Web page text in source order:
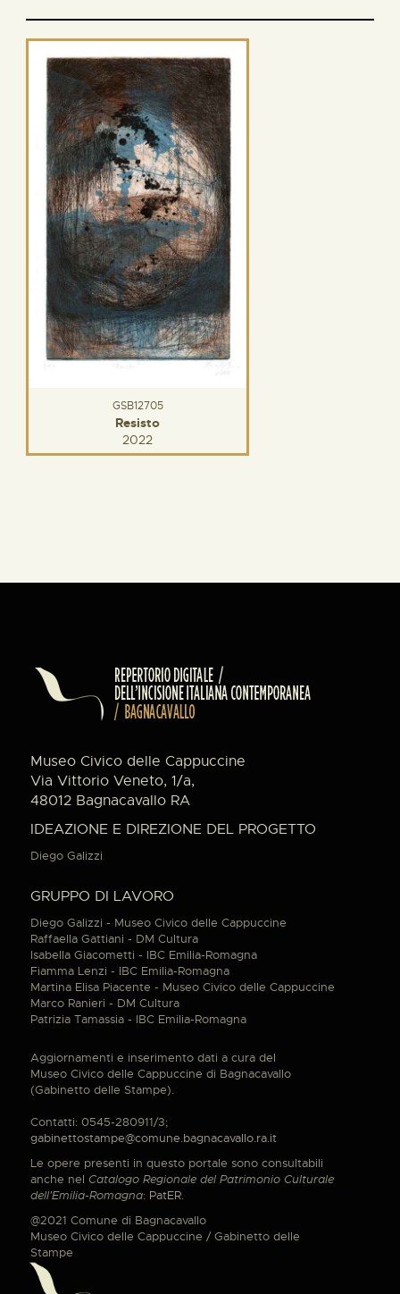
GSB12705
Resisto
2022
Museo Civico delle Cappuccine
Via Vittorio Veneto, 1/a,
48012 Bagnacavallo RA
IDEAZIONE E DIREZIONE DEL PROGETTO
Diego Galizzi
GRUPPO DI LAVORO
Diego Galizzi - Museo Civico delle Cappuccine
Raffaella Gattiani - DM Cultura
Isabella Giacometti - IBC Emilia-Romagna
Fiamma Lenzi - IBC Emilia-Romagna
Martina Elisa Piacente - Museo Civico delle Cappuccine
Marco Ranieri - DM Cultura
Patrizia Tamassia - IBC Emilia-Romagna
Aggiornamenti e inserimento dati a cura del
Museo Civico delle Cappuccine di Bagnacavallo
(Gabinetto delle Stampe).
Contatti: 0545-280911/3;
gabinettostampe@comune.bagnacavallo.ra.it
Le opere presenti in questo portale sono consultabili
anche nel Catalogo Regionale del Patrimonio Culturale
dell'Emilia-Romagna: PatER.
@2021 Comune di Bagnacavallo
Museo Civico delle Cappuccine / Gabinetto delle
Stampe